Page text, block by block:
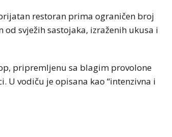
restoran prima ograničen broj
svježih sastojaka, izraženih ukusa i
pripremljenu sa blagim provolone
U vodiču je opisana kao “intenzivna i